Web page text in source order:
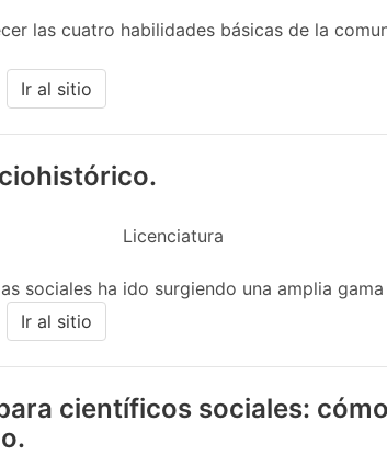
las cuatro habilidades básicas de la
Ir al sitio
Licenciatura
sociales ha ido surgiendo una amplia
Ir al sitio
científicos sociales: